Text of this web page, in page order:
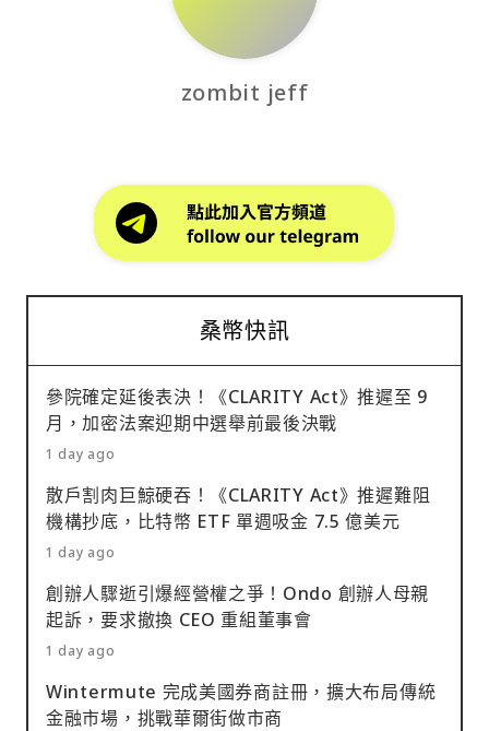
zombit jeff
桑幣快訊
參院確定延後表決！《CLARITY Act》推遲至 9
月，加密法案迎期中選舉前最後決戰
1 day ago
散戶割肉巨鯨硬吞！《CLARITY Act》推遲難阻
機構抄底，比特幣 ETF 單週吸金 7.5 億美元
1 day ago
創辦人驟逝引爆經營權之爭！Ondo 創辦人母親
起訴，要求撤換 CEO 重組董事會
1 day ago
Wintermute 完成美國券商註冊，擴大布局傳統
金融市場，挑戰華爾街做市商